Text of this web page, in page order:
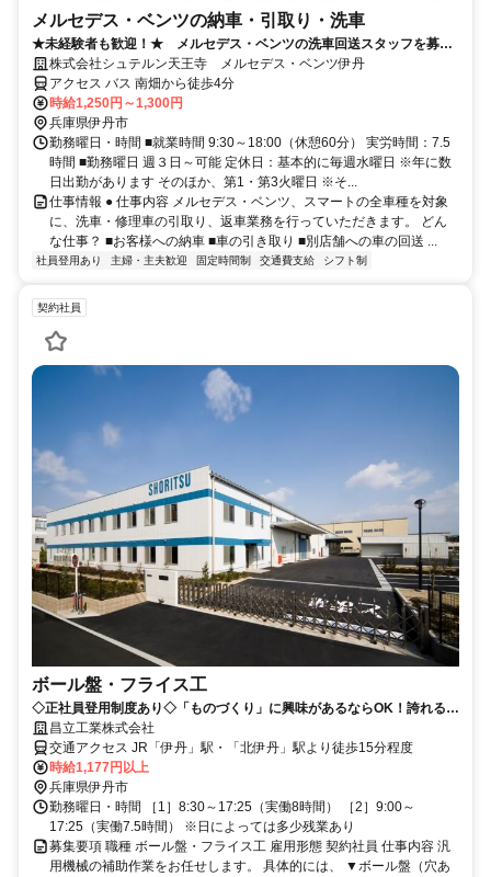
メルセデス・ベンツの納車・引取り・洗車
★未経験者も歓迎！★ メルセデス・ベンツの洗車回送スタッフを募集
します！
株式会社シュテルン天王寺 メルセデス・ベンツ伊丹
アクセス バス 南畑から徒歩4分
時給1,250円～1,300円
兵庫県伊丹市
勤務曜日・時間 ■就業時間 9:30～18:00（休憩60分） 実労時間：7.5
時間 ■勤務曜日 週３日～可能 定休日：基本的に毎週水曜日 ※年に数
日出勤があります そのほか、第1・第3火曜日 ※そ...
仕事情報 ● 仕事内容 メルセデス・ベンツ、スマートの全車種を対象
に、洗車・修理車の引取り、返車業務を行っていただきます。 どん
な仕事？ ■お客様への納車 ■車の引き取り ■別店舗への車の回送 ...
社員登用あり 主婦・主夫歓迎 固定時間制 交通費支給 シフト制
契約社員
ボール盤・フライス工
◇正社員登用制度あり◇「ものづくり」に興味があるならOK！誇れるノ
ウハウを身につけましょう！
昌立工業株式会社
交通アクセス JR「伊丹」駅・「北伊丹」駅より徒歩15分程度
時給1,177円以上
兵庫県伊丹市
勤務曜日・時間 ［1］8:30～17:25（実働8時間） ［2］9:00～
17:25（実働7.5時間） ※日によっては多少残業あり
募集要項 職種 ボール盤・フライス工 雇用形態 契約社員 仕事内容 汎
用機械の補助作業をお任せします。 具体的には、 ▼ボール盤（穴あ